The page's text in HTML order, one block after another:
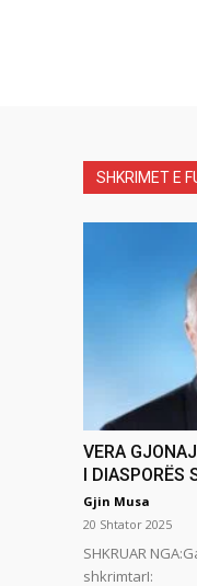
SHKRIMET E
VERA
I DIASPORËS
Gjin Musa
20 Shtator 2025
SHKRUAR
shkrimtarI: